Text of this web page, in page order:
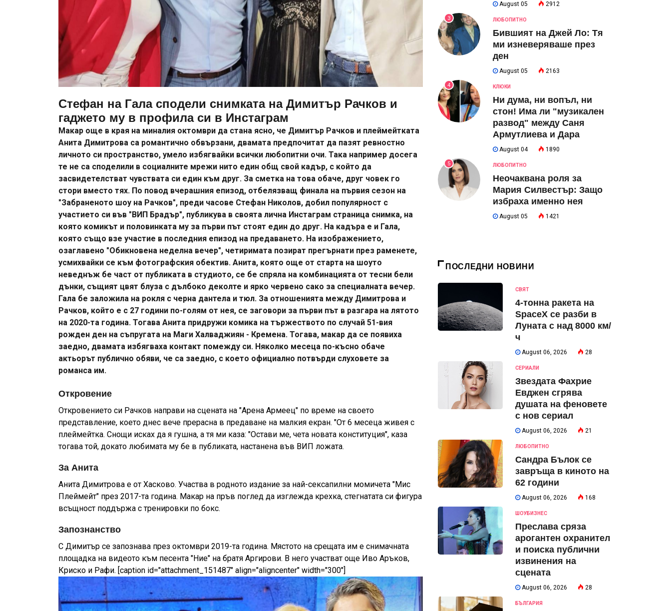
Стефан на Гала сподели снимката на Димитър Рачков и
гаджето му в профила си в Инстаграм
Макар още в края на миналия октомври да стана ясно, че Димитър Рачков и плеймейтката
Анита Димитрова са романтично обвързани, двамата предпочитат да пазят ревностно
личното си пространство, умело избягвайки всички любопитни очи. Така например досега
те не са споделили в социалните мрежи нито един общ свой кадър, с който да
засвидетелстват чувствата си един към друг. За сметка на това обаче, друг човек го
стори вместо тях. По повод вчерашния епизод, отбелязващ финала на първия сезон на
"Забраненото шоу на Рачков", преди часове Стефан Николов, добил популярност с
участието си във "ВИП Брадър", публикува в своята лична Инстаграм страница снимка, на
която комикът и половинката му за първи път стоят един до друг. На кадъра е и Гала,
която също взе участие в последния епизод на предаването. На изображението,
озаглавено "Обикновена неделна вечер", четиримата позират прегърнати през раменете,
усмихвайки се към фотографския обектив. Анита, която още от старта на шоуто
неведнъж бе част от публиката в студиото, се бе спряла на комбинацията от тесни бели
дънки, същият цвят блуза с дълбоко деколте и ярко червено сако за специалната вечер.
Гала бе заложила на рокля с черна дантела и тюл. За отношенията между Димитрова и
Рачков, който е с 27 години по-голям от нея, се заговори за първи път в разгара на лятото
на 2020-та година. Тогава Анита придружи комика на тържеството по случай 51-вия
рожден ден на съпругата на Маги Халваджиян - Кремена. Тогава, макар да се появиха
заедно, двамата избягваха контакт помежду си. Няколко месеца по-късно обаче
актьорът публично обяви, че са заедно, с което официално потвърди слуховете за
романса им.
Откровение
Откровението си Рачков направи на сцената на "Арена Армеец" по време на своето
представление, което днес вече прерасна в предаване на малкия екран. "От 6 месеца живея с
плеймейтка. Снощи исках да я гушна, а тя ми каза: "Остави ме, чета новата конституция", каза
тогава той, докато любимата му бе в публиката, настанена във ВИП ложата.
За Анита
Анита Димитрова е от Хасково. Участва в родното издание за най-сексапилни момичета "Мис
Плеймейт" през 2017-та година. Макар на пръв поглед да изглежда крехка, стегнатата си фигура
всъщност поддържа с тренировки по бокс.
Запознанство
С Димитър се запознава през октомври 2019-та година. Мястото на срещата им е снимачната
площадка на видеото към песента "Ние" на братя Аргирови. В него участват още Иво Аръков,
Криско и Рафи. [caption id="attachment_151487" align="aligncenter" width="300"]
August 05 2912
3 ЛЮБОПИТНО
Бившият на Джей Ло: Тя
ми изневеряваше през
ден
August 05 2163
4 КЛЮКИ
Ни дума, ни вопъл, ни
стон! Има ли "музикален
развод" между Саня
Армутлиева и Дара
August 04 1890
5 ЛЮБОПИТНО
Неочаквана роля за
Мария Силвестър: Защо
избраха именно нея
August 05 1421
ПОСЛЕДНИ НОВИНИ
СВЯТ
4-тонна ракета на
SpaceX се разби в
Луната с над 8000 км/
ч
August 06, 2026 28
СЕРИАЛИ
Звездата Фахрие
Евджен сгрява
душата на феновете
с нов сериал
August 06, 2026 21
ЛЮБОПИТНО
Сандра Бълок се
завръща в киното на
62 години
August 06, 2026 168
ШОУБИЗНЕС
Преслава сряза
арогантен охранител
и поиска публични
извинения на
сцената
August 06, 2026 28
БЪЛГАРИЯ